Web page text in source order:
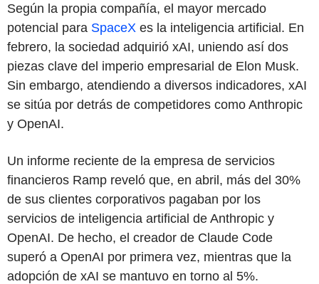
Según la propia compañía, el mayor mercado
potencial para SpaceX es la inteligencia artificial. En
febrero, la sociedad adquirió xAI, uniendo así dos
piezas clave del imperio empresarial de Elon Musk.
Sin embargo, atendiendo a diversos indicadores, xAI
se sitúa por detrás de competidores como Anthropic
y OpenAI.
Un informe reciente de la empresa de servicios
financieros Ramp reveló que, en abril, más del 30%
de sus clientes corporativos pagaban por los
servicios de inteligencia artificial de Anthropic y
OpenAI. De hecho, el creador de Claude Code
superó a OpenAI por primera vez, mientras que la
adopción de xAI se mantuvo en torno al 5%.